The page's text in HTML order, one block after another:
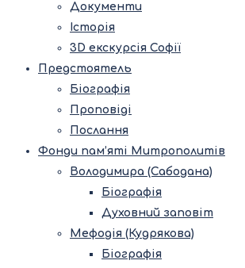
Документи
Історія
3D екскурсія Софії
Предстоятель
Біографія
Проповіді
Послання
Фонди пам’яті Митрополитів
Володимира (Сабодана)
Біографія
Духовний заповіт
Мефодія (Кудрякова)
Біографія